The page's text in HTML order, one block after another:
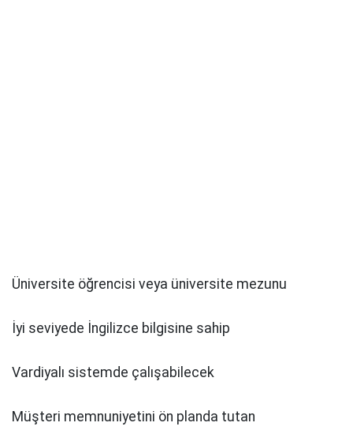
Üniversite öğrencisi veya üniversite mezunu
İyi seviyede İngilizce bilgisine sahip
Vardiyalı sistemde çalışabilecek
Müşteri memnuniyetini ön planda tutan